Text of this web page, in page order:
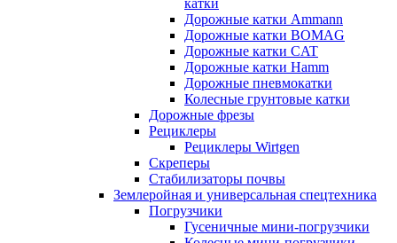
катки
Дорожные катки Ammann
Дорожные катки BOMAG
Дорожные катки CAT
Дорожные катки Hamm
Дорожные пневмокатки
Колесные грунтовые катки
Дорожные фрезы
Рециклеры
Рециклеры Wirtgen
Скреперы
Стабилизаторы почвы
Землеройная и универсальная спецтехника
Погрузчики
Гусеничные мини-погрузчики